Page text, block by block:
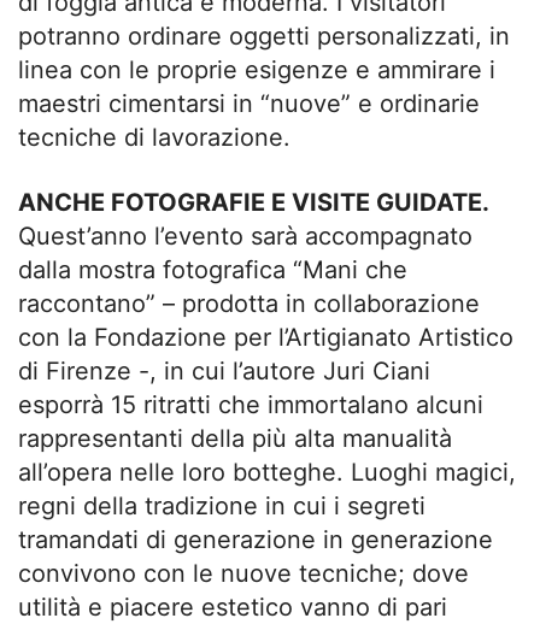
potranno ordinare oggetti personalizzati, in
linea con le proprie esigenze e ammirare i
maestri cimentarsi in “nuove” e ordinarie
tecniche di lavorazione.
ANCHE FOTOGRAFIE E VISITE GUIDATE.
Quest’anno l’evento sarà accompagnato
dalla mostra fotografica “Mani che
raccontano” – prodotta in collaborazione
con la Fondazione per l’Artigianato Artistico
di Firenze -, in cui l’autore Juri Ciani
esporrà 15 ritratti che immortalano alcuni
rappresentanti della più alta manualità
all’opera nelle loro botteghe. Luoghi magici,
regni della tradizione in cui i segreti
tramandati di generazione in generazione
convivono con le nuove tecniche; dove
utilità e piacere estetico vanno di pari